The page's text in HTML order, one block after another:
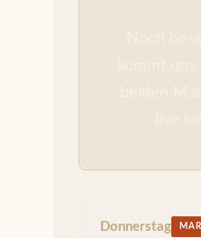
Donnerstag